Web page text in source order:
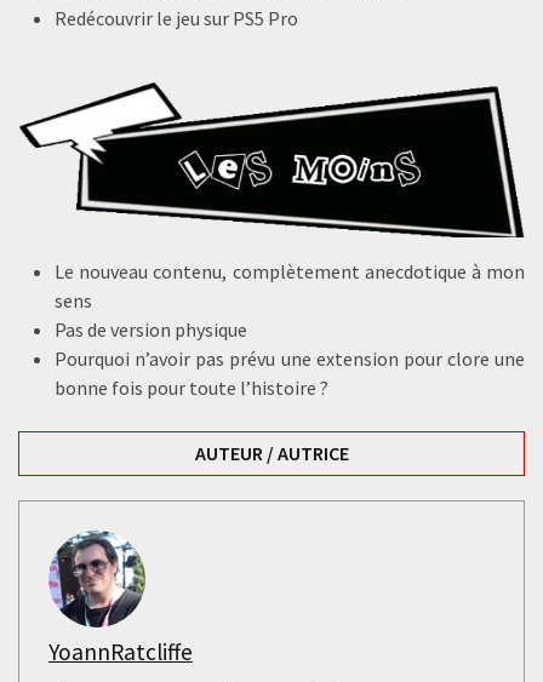
Redécouvrir le jeu sur PS5 Pro
Le nouveau contenu, complètement anecdotique à mon
sens
Pas de version physique
Pourquoi n’avoir pas prévu une extension pour clore une
bonne fois pour toute l’histoire ?
AUTEUR / AUTRICE
YoannRatcliffe